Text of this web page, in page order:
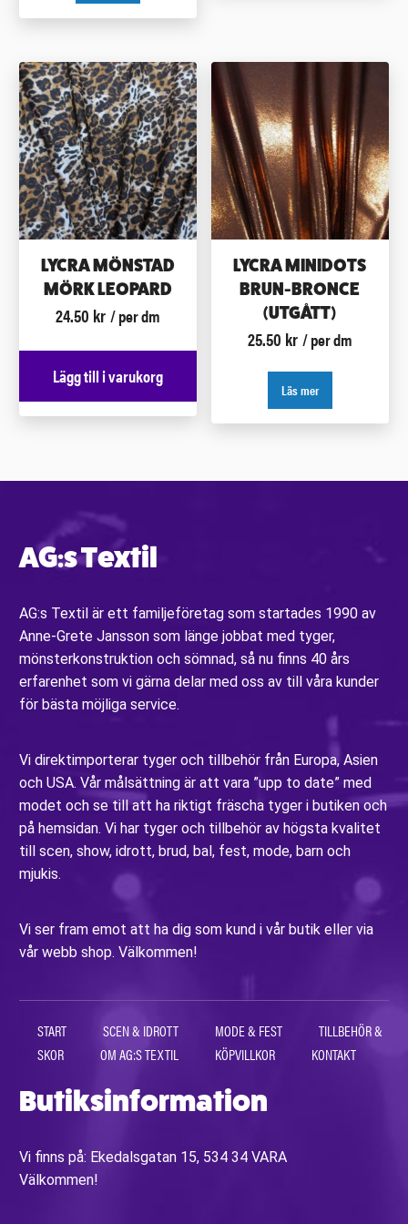
LYCRA MÖNSTAD
MÖRK LEOPARD
24.50 kr / per dm
Lägg till i varukorg
LYCRA MINIDOTS
BRUN-BRONCE
(UTGÅTT)
25.50 kr / per dm
Läs mer
AG:s Textil
AG:s Textil är ett familjeföretag som startades 1990 av
Anne-Grete Jansson som länge jobbat med tyger,
mönsterkonstruktion och sömnad, så nu finns 40 års
erfarenhet som vi gärna delar med oss av till våra kunder
för bästa möjliga service.
Vi direktimporterar tyger och tillbehör från Europa, Asien
och USA. Vår målsättning är att vara ”upp to date” med
modet och se till att ha riktigt fräscha tyger i butiken och
på hemsidan. Vi har tyger och tillbehör av högsta kvalitet
till scen, show, idrott, brud, bal, fest, mode, barn och
mjukis.
Vi ser fram emot att ha dig som kund i vår butik eller via
vår webb shop. Välkommen!
START SCEN & IDROTT MODE & FEST
TILLBEHÖR &
SKOR
OM AG:S TEXTIL KÖPVILLKOR KONTAKT
Butiksinformation
Vi finns på: Ekedalsgatan 15, 534 34 VARA
Välkommen!